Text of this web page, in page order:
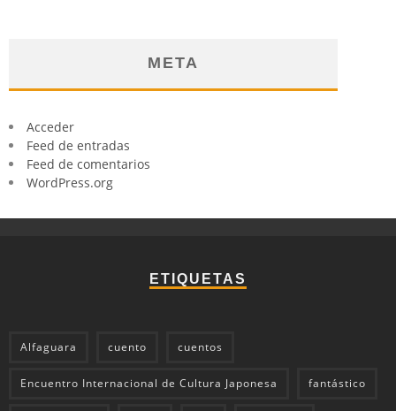
META
Acceder
Feed de entradas
Feed de comentarios
WordPress.org
ETIQUETAS
Alfaguara cuento cuentos
Encuentro Internacional de Cultura Japonesa fantástico